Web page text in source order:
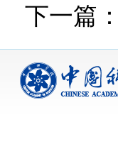
下一篇